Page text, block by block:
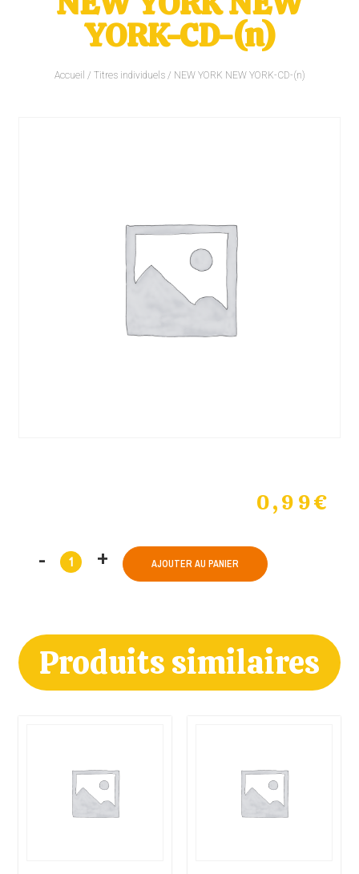
YORK-CD-(n)
Accueil / Titres individuels/ NEW YORK NEW YORK-CD-(n)
0,99€
AJOUTER AU PANIER
Produits similaires